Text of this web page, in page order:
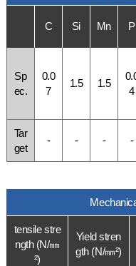
C Si Mn P
Sp
ec.
0.0
7
1.5 1.5
4
Tar
get
- - - -
tensile stre
ngth (N/㎜
²)
Yield stren
gth (N/㎜²)